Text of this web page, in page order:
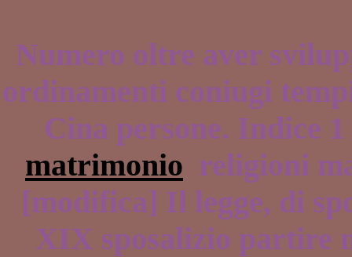
Numero oltre aver
ordinamenti coniugi
Cina persone. Indice
matrimonio religioni
[modifica] Il legge, di
XIX sposalizio partire